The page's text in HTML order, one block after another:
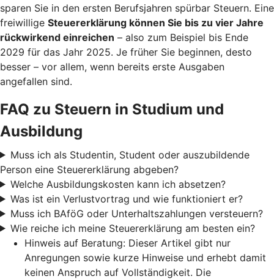
sparen Sie in den ersten Berufsjahren spürbar Steuern. Eine
freiwillige Steuererklärung können Sie bis zu vier Jahre
rückwirkend einreichen – also zum Beispiel bis Ende
2029 für das Jahr 2025. Je früher Sie beginnen, desto
besser – vor allem, wenn bereits erste Ausgaben
angefallen sind.
FAQ zu Steuern in Studium und
Ausbildung
Muss ich als Studentin, Student oder auszubildende
Person eine Steuererklärung abgeben?
Welche Ausbildungskosten kann ich absetzen?
Was ist ein Verlustvortrag und wie funktioniert er?
Muss ich BAföG oder Unterhaltszahlungen versteuern?
Wie reiche ich meine Steuererklärung am besten ein?
Hinweis auf Beratung: Dieser Artikel gibt nur
Anregungen sowie kurze Hinweise und erhebt damit
keinen Anspruch auf Vollständigkeit. Die